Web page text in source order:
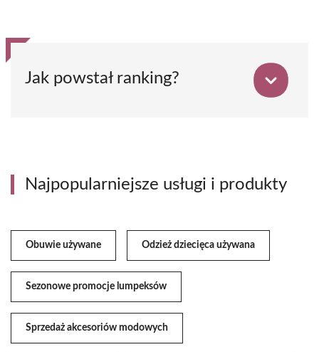
Jak powstał ranking?
Najpopularniejsze usługi i produkty
Obuwie używane Odzież dziecięca używana
Sezonowe promocje lumpeksów
Sprzedaż akcesoriów modowych